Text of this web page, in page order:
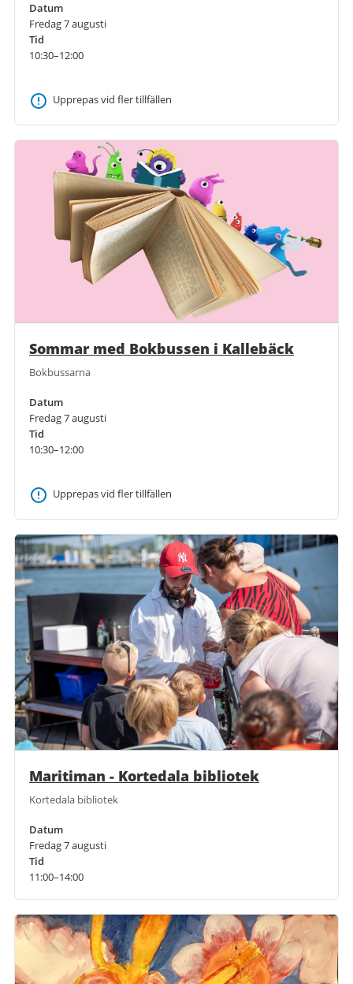
Datum
Fredag 7 augusti
Tid
10:30–12:00
Upprepas vid fler tillfällen
Sommar med Bokbussen i Kallebäck
Bokbussarna
Datum
Fredag 7 augusti
Tid
10:30–12:00
Upprepas vid fler tillfällen
Maritiman - Kortedala bibliotek
Kortedala bibliotek
Datum
Fredag 7 augusti
Tid
11:00–14:00